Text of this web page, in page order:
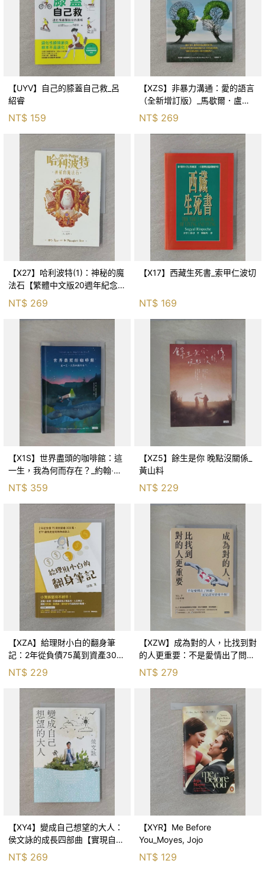
【UYV】自己的膝蓋自己救_呂
紹睿
NT$ 159
【XZS】非暴力溝通：愛的語言
（全新增訂版）_馬歇爾．盧森
堡, 蕭寶森
NT$ 269
【X27】哈利波特(1)：神秘的魔
法石【繁體中文版20週年紀念】
NT$ 269
【X17】西藏生死書_索甲仁波切
NT$ 169
【X1S】世界盡頭的咖啡館：這
一生，我為何而存在？_約翰‧史
崔勒基, Elsa
NT$ 359
【XZ5】餘生是你 晚點沒關係_
黃山料
NT$ 229
【XZA】給理財小白的翻身筆
記：2年從負債75萬到資產300
萬，ETF讓我走在財務自由路上_
鐵蛋
NT$ 229
【XZW】成為對的人，比找到對
的人更重要：不是愛情出了問
題，而是認知需要升級！_Mr. P
NT$ 279
【XY4】變成自己想望的大人：
侯文詠的成長四部曲【實現自
己】_侯文詠
NT$ 269
【XYR】Me Before
You_Moyes, Jojo
NT$ 129